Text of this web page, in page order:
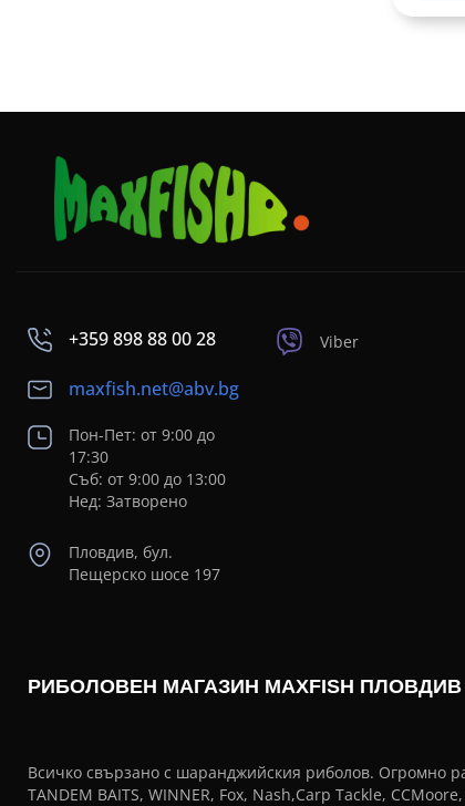
+359 898 88 00 28
maxfish.net@abv.bg
Пон-Пет: от 9:00 до
17:30
Съб: от 9:00 до 13:00
Нед: Затворено
Пловдив, бул.
Пещерско шосе 197
Viber
РИБОЛОВЕН МАГАЗИН MAXFISH
Всичко свързано с шаранджийския риболов. Огромно
TANDEM BAITS, WINNER, Fox, Nash,Carp Tackle,